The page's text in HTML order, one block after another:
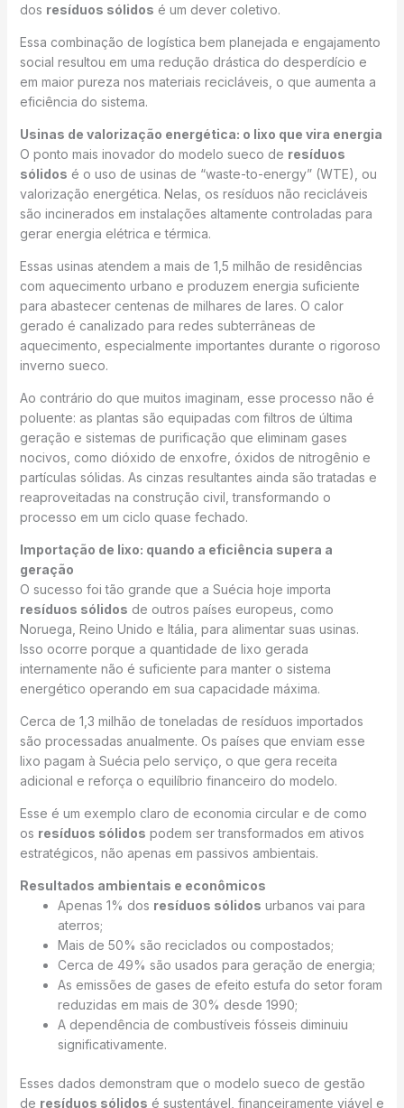
dos resíduos sólidos é um dever coletivo.
Essa combinação de logística bem planejada e engajamento
social resultou em uma redução drástica do desperdício e
em maior pureza nos materiais recicláveis, o que aumenta a
eficiência do sistema.
Usinas de valorização energética: o lixo que vira energia
O ponto mais inovador do modelo sueco de resíduos
sólidos é o uso de usinas de “waste-to-energy” (WTE), ou
valorização energética. Nelas, os resíduos não recicláveis
são incinerados em instalações altamente controladas para
gerar energia elétrica e térmica.
Essas usinas atendem a mais de 1,5 milhão de residências
com aquecimento urbano e produzem energia suficiente
para abastecer centenas de milhares de lares. O calor
gerado é canalizado para redes subterrâneas de
aquecimento, especialmente importantes durante o rigoroso
inverno sueco.
Ao contrário do que muitos imaginam, esse processo não é
poluente: as plantas são equipadas com filtros de última
geração e sistemas de purificação que eliminam gases
nocivos, como dióxido de enxofre, óxidos de nitrogênio e
partículas sólidas. As cinzas resultantes ainda são tratadas e
reaproveitadas na construção civil, transformando o
processo em um ciclo quase fechado.
Importação de lixo: quando a eficiência supera a
geração
O sucesso foi tão grande que a Suécia hoje importa
resíduos sólidos de outros países europeus, como
Noruega, Reino Unido e Itália, para alimentar suas usinas.
Isso ocorre porque a quantidade de lixo gerada
internamente não é suficiente para manter o sistema
energético operando em sua capacidade máxima.
Cerca de 1,3 milhão de toneladas de resíduos importados
são processadas anualmente. Os países que enviam esse
lixo pagam à Suécia pelo serviço, o que gera receita
adicional e reforça o equilíbrio financeiro do modelo.
Esse é um exemplo claro de economia circular e de como
os resíduos sólidos podem ser transformados em ativos
estratégicos, não apenas em passivos ambientais.
Resultados ambientais e econômicos
Apenas 1% dos resíduos sólidos urbanos vai para
aterros;
Mais de 50% são reciclados ou compostados;
Cerca de 49% são usados para geração de energia;
As emissões de gases de efeito estufa do setor foram
reduzidas em mais de 30% desde 1990;
A dependência de combustíveis fósseis diminuiu
significativamente.
Esses dados demonstram que o modelo sueco de gestão
de resíduos sólidos é sustentável, financeiramente viável e